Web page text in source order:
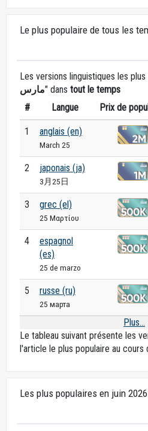
Le plus populaire de tous les
Les versions linguistiques les
مارس" dans tout le temps
#
Langue Prix de
1 anglais (en)
March 25
2 japonais (ja)
3月25日
3 grec (el)
25 Μαρτίου
4
espagnol
(es)
25 de marzo
5 russe (ru)
25 марта
Plus...
Le tableau suivant présente les
l'article le plus populaire au cours
Les plus populaires en juin 2026